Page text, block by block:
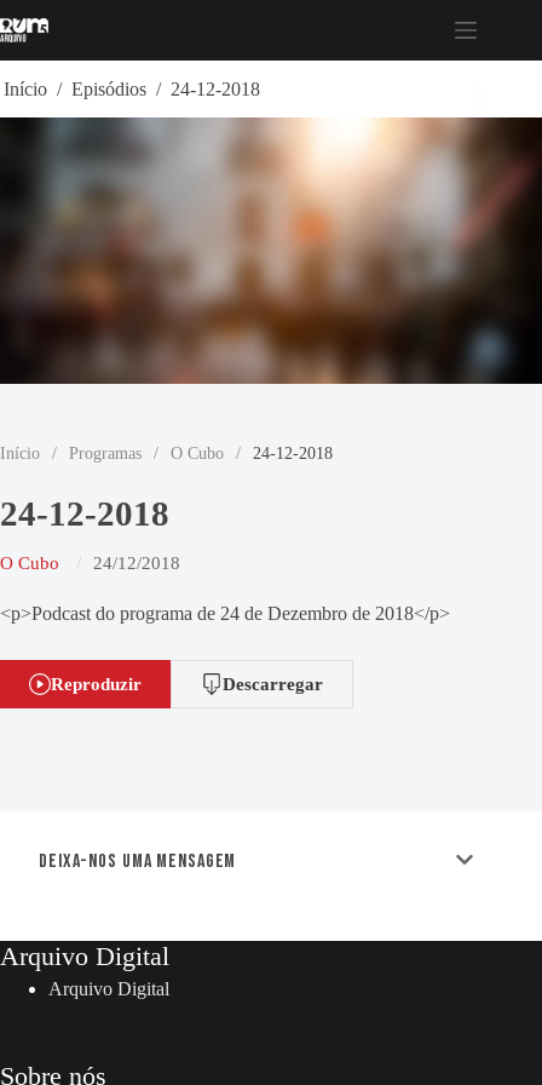
para
Início / Episódios / 24-12-2018
Início / Programas / O Cubo / 24-12-2018
24-12-2018
O Cubo 24/12/2018
<p>Podcast do programa de 24 de Dezembro de 2018</p>
Reproduzir Descarregar
Deixa-nos uma mensagem
Arquivo Digital
Arquivo Digital
Sobre nós